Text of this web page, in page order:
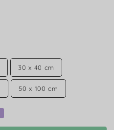
30 x 40 cm
50 x 100 cm